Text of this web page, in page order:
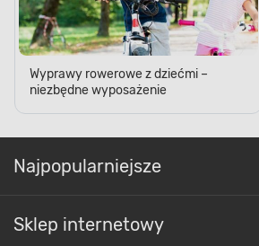
Wyprawy rowerowe z dziećmi –
niezbędne wyposażenie
Najpopularniejsze
Sklep internetowy